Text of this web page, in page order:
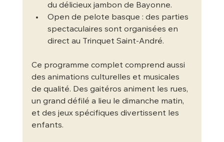
du délicieux jambon de Bayonne.
Open de pelote basque : des parties
spectaculaires sont organisées en
direct au Trinquet Saint-André.
Ce programme complet comprend aussi
des animations culturelles et musicales
de qualité. Des gaitéros animent les rues,
un grand défilé a lieu le dimanche matin,
et des jeux spécifiques divertissent les
enfants.